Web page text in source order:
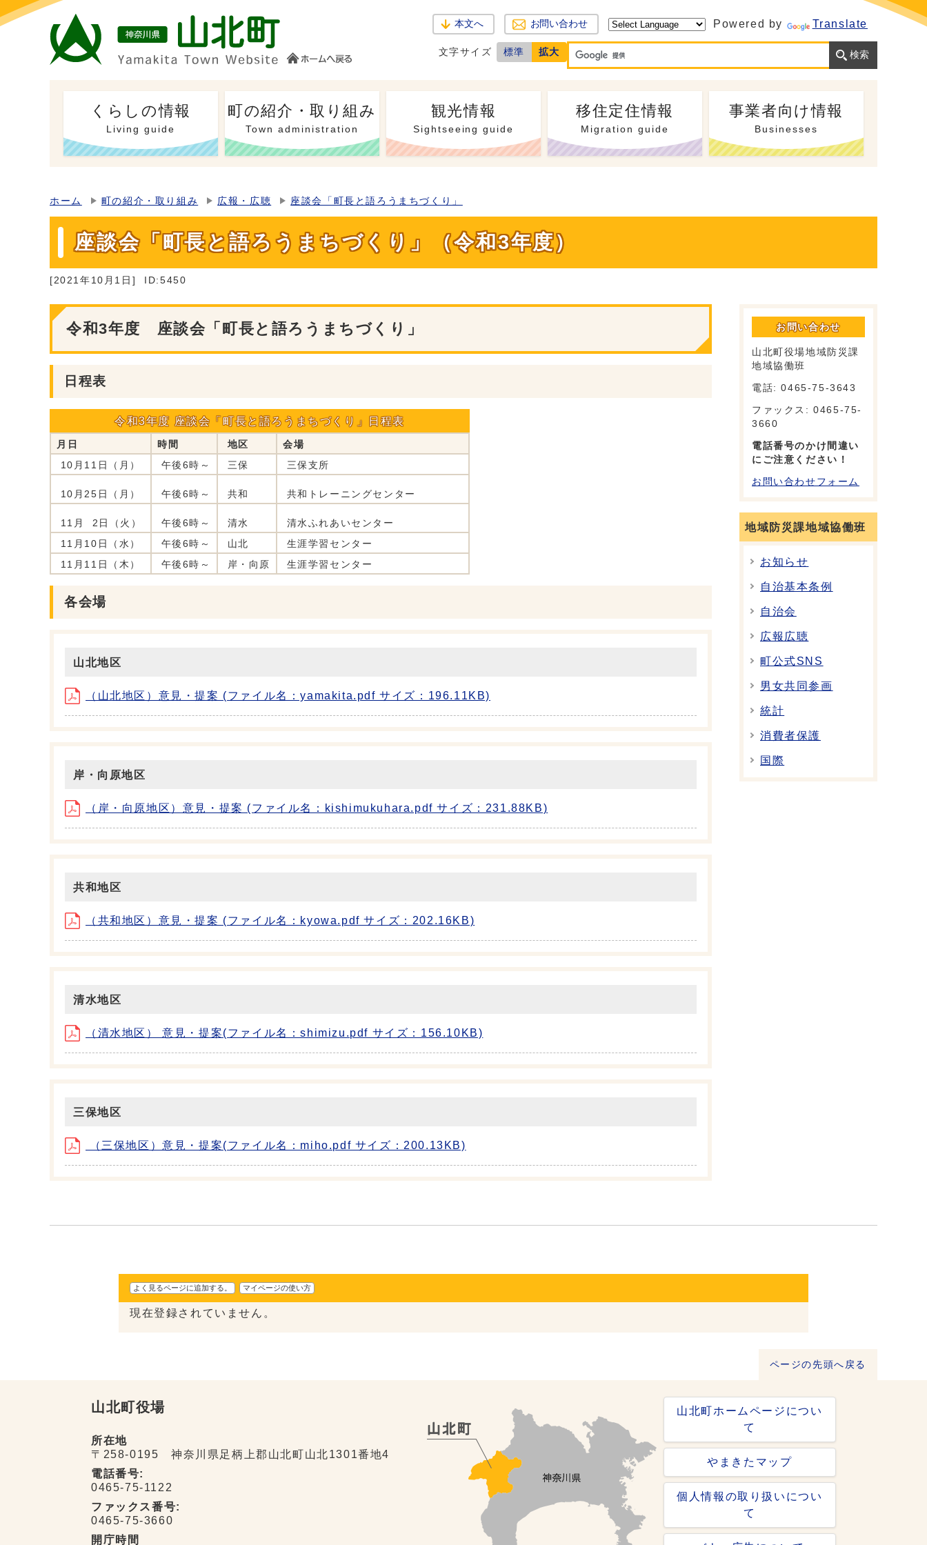
本文へ お問い合わせ Powered by Translate
文字サイズ 標準 拡大
くらしの情報
Living guide
町の紹介・取り組み
Town administration
観光情報
Sightseeing guide
移住定住情報
Migration guide
事業者向け情報
Businesses
ホーム 町の紹介・取り組み 広報・広聴 座談会「町長と語ろうまちづくり」
座談会「町長と語ろうまちづくり」（令和3年度）
[2021年10月1日] ID:5450
令和3年度 座談会「町長と語ろうまちづくり」
日程表
令和3年度 座談会「町長と語ろうまちづくり」日程表
月日 時間 地区
会場
10月11日（月）
午後6時～ 三保 三保支所
10月25日（月） 午後6時～ 共和 共和トレーニングセンター
11月 2日（火） 午後6時～ 清水
清水ふれあいセンター
11月10日（水）
午後6時～ 山北
生涯学習センター
11月11日（木）
午後6時～ 岸・向原 生涯学習センター
各会場
山北地区
（山北地区）意見・提案 (ファイル名：yamakita.pdf サイズ：196.11KB)
岸・向原地区
（岸・向原地区）意見・提案 (ファイル名：kishimukuhara.pdf サイズ：231.88KB)
共和地区
（共和地区）意見・提案 (ファイル名：kyowa.pdf サイズ：202.16KB)
清水地区
（清水地区） 意見・提案(ファイル名：shimizu.pdf サイズ：156.10KB)
三保地区
（三保地区）意見・提案(ファイル名：miho.pdf サイズ：200.13KB)
お問い合わせ
山北町役場地域防災課
地域協働班
電話: 0465-75-3643
ファックス: 0465-75-
3660
電話番号のかけ間違い
にご注意ください！
お問い合わせフォーム
地域防災課地域協働班
お知らせ
自治基本条例
自治会
広報広聴
町公式SNS
男女共同参画
統計
消費者保護
国際
よく見るページに追加する。 マイページの使い方
現在登録されていません。
ページの先頭へ戻る
山北町役場
所在地
〒258-0195 神奈川県足柄上郡山北町山北1301番地4
電話番号:
0465-75-1122
ファックス番号:
0465-75-3660
開庁時間
山北町ホームページについ
て
やまきたマップ
個人情報の取り扱いについ
て